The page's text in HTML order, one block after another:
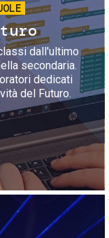
dall'ultimo
secondaria.
dedicati
del Futuro.